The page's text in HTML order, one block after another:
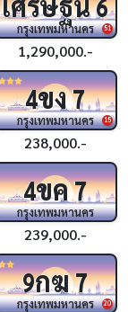
51
กรุงเทพมหานคร
1,290,000.-
15
4ขง7
กรุงเทพมหานคร
238,000.-
4ขค7
กรุงเทพมหานคร
239,000.-
20
9กฆ7
กรุงเทพมหานคร